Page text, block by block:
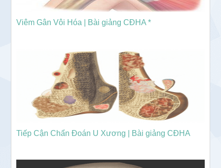
Viêm Gân Vôi Hóa | Bài giảng CĐHA *
Tiếp Cận Chẩn Đoán U Xương | Bài giảng CĐHA